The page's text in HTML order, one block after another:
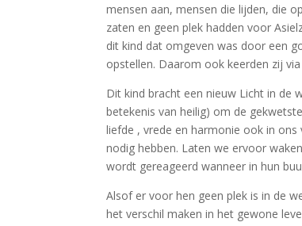
mensen aan, mensen die lijden, die
zaten en geen plek hadden voor
dit kind dat omgeven was door een
opstellen. Daarom ook keerden zij
Dit kind bracht een nieuw Licht in de
betekenis van heilig) om de
liefde , vrede en harmonie ook in
nodig hebben. Laten we ervoor
wordt gereageerd wanneer in hun
Alsof er voor hen geen plek is in de
het verschil maken in het gewone